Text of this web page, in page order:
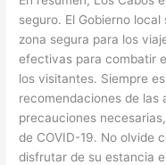
seguro. El Gobierno
zona segura para los
efectivas para combatir
los visitantes. Siempre
recomendaciones de las
precauciones
de COVID-19. No olvide
disfrutar de su estancia